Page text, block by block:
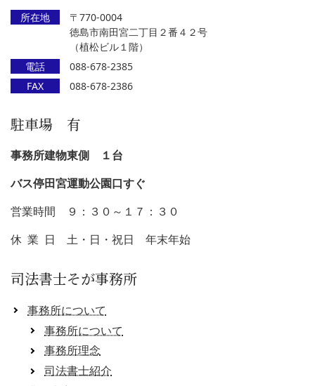
所在地
〒770-0004
徳島市南田宮二丁目２番４２号
（植松ビル１階）
電話
088-678-2385
FAX
088-678-2386
駐車場 有
事務所建物東側 １台
バス停田宮運動公園口すぐ
営業時間 ９：３０～１７：３０
休 業 日 土・日・祝日 年末年始
司法書士そが事務所
事務所について
事務所について
事務所理念
司法書士紹介